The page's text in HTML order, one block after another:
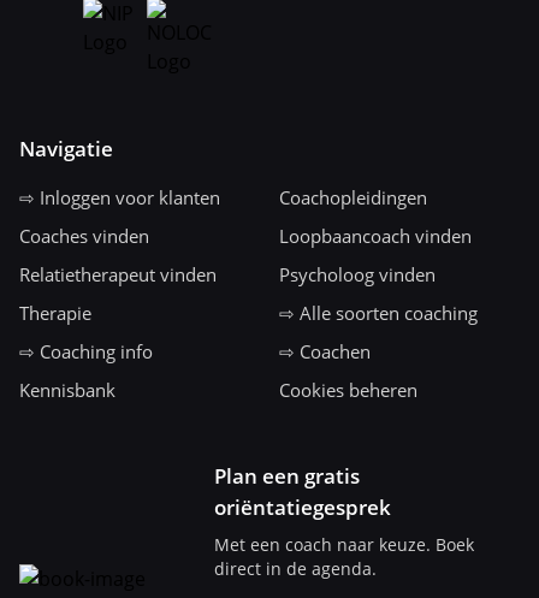
Navigatie
⇨ Inloggen voor klanten
Coachopleidingen
Coaches vinden
Loopbaancoach vinden
Relatietherapeut vinden
Psycholoog vinden
Therapie
⇨ Alle soorten coaching
⇨ Coaching info
⇨ Coachen
Kennisbank
Cookies beheren
Plan een gratis
oriëntatiegesprek
Met een coach naar keuze. Boek
direct in de agenda.